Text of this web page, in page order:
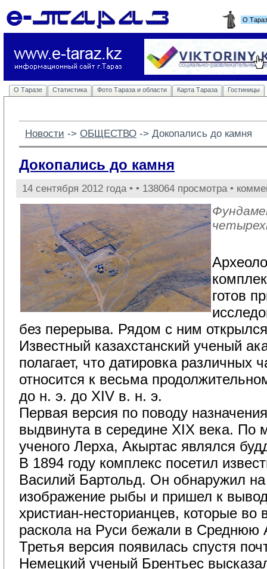
О
О Таразе Статистика Фото Тараза и области Карта Тараза Гостиницы
Новости -> ОБЩЕСТВО -> Докопались до камня
Докопались до камня
14 сентября 2012 года • • 138064 просмотра •
готов
без перерыва. Рядом с ним
Известный казахстанский ученый
полагает, что датировка различных
относится к весьма
до н. э. до ХIV в. н. э.
Первая версия по поводу
выдвинута в середине XIX века. По
ученого Лерха, Акыртас являлся
В 1894 году комплекс посетил
Василий Бартольд. Он обнаружил
изображение рыбы и пришел к
христиан-несторианцев, которые во
раскола на Руси бежали в Среднюю
Третья версия появилась спустя
Немецкий ученый Брентьес